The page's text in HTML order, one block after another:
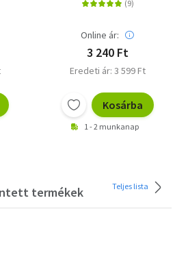
Online ár:
3 240 Ft
Eredeti ár: 3 599 Ft
Kosárba
1 - 2 munkanap
termékek Teljes lista